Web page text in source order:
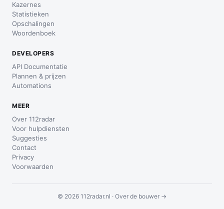
Kazernes
Statistieken
Opschalingen
Woordenboek
DEVELOPERS
API Documentatie
Plannen & prijzen
Automations
MEER
Over 112radar
Voor hulpdiensten
Suggesties
Contact
Privacy
Voorwaarden
© 2026 112radar.nl · Over de bouwer →